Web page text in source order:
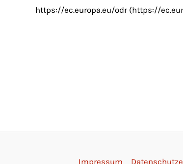
https://ec.europa.eu/odr (https://
Impressum